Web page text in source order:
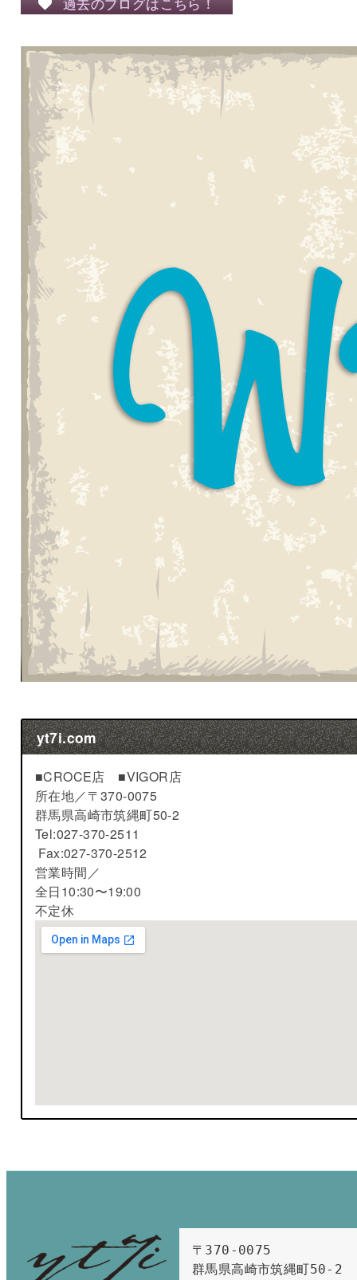
yt7i.com
■CROCE店 ■VIGOR店
所在地／〒370-0075
群馬県高崎市筑縄町50-2
Tel:027-370-2511
Fax:027-370-2512
営業時間／
全日10:30〜19:00
不定休
〒370-0075
群馬県高崎市筑縄町50-2